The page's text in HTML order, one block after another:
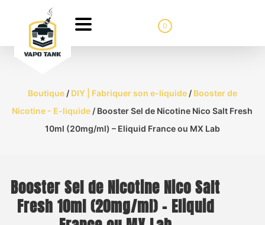
0
Boutique/ DIY | Fabriquer son e-liquide/ Booster de
Nicotine - E-liquide / Booster Sel de Nicotine Nico Salt Fresh
10ml (20mg/ml) – Eliquid France ou MX Lab
Booster Sel de Nicotine Nico Salt
Fresh 10ml (20mg/ml) – Eliquid